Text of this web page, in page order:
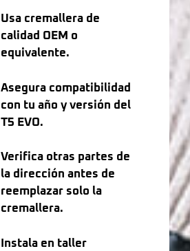
Usa cremallera de
calidad OEM o
equivalente.
Asegura compatibilidad
con tu año y versión del
T5 EVO.
Verifica otras partes de
la dirección antes de
reemplazar solo la
cremallera.
Instala en taller